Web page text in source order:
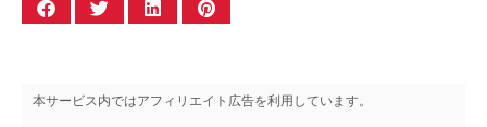
本サービス内ではアフィリエイト広告を利用しています。